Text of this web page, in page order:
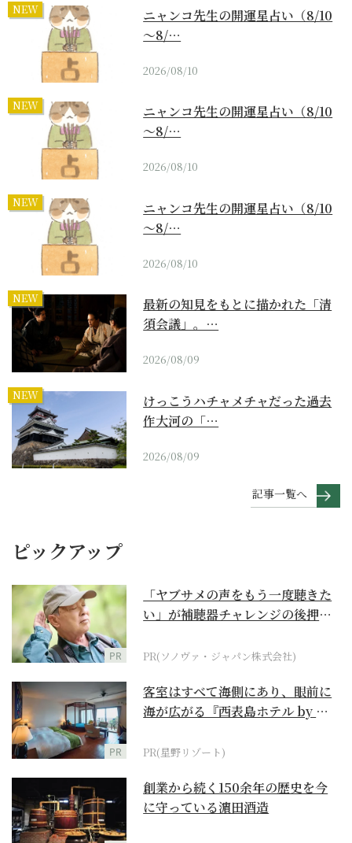
NEW
ニャンコ先生の開運星占い（8/10
～8/…
2026/08/10
NEW
ニャンコ先生の開運星占い（8/10
～8/…
2026/08/10
NEW
ニャンコ先生の開運星占い（8/10
～8/…
2026/08/10
NEW
最新の知見をもとに描かれた「清
須会議」。…
2026/08/09
NEW
けっこうハチャメチャだった過去
作大河の「…
2026/08/09
記事一覧へ
ピックアップ
PR
「ヤブサメの声をもう一度聴きた
い」が補聴器チャレンジの後押し
PR(ソノヴァ・ジャパン株式会社)
PR
客室はすべて海側にあり、眼前に
海が広がる『西表島ホテル by 星
PR(星野リゾート)
創業から続く150余年の歴史を今
に守っている濵田酒造